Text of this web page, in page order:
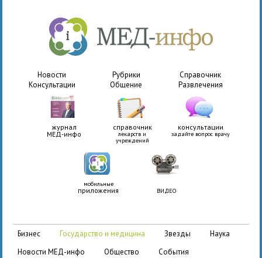
Новости Рубрики
Справочник
Консультации
Общение Развлечения
журнал
МЕД-инфо
справочник
лекарств и
учреждений
консультации
задайте вопрос врачу
мобильные
приложения ВИДЕО
бизнес государство и медицина звезды
наука
новости МЕД-инфо
общество
события